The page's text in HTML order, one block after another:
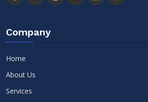
Company
Home
About Us
Services